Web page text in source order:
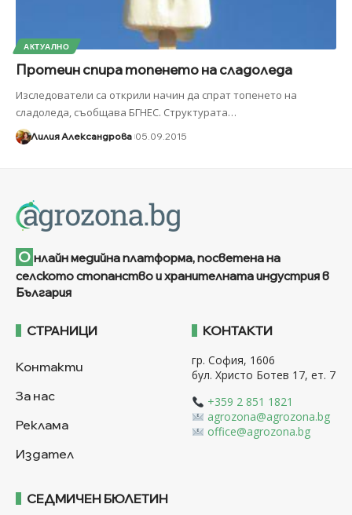
АКТУАЛНО
Протеин спира топенето на сладоледа
Изследователи са открили начин да спрат топенето на
сладоледа, съобщава БГНЕС. Структурата…
Лилия Александрова 05.09.2015
О нлайн медийна платформа, посветена на
селското стопанство и хранителната индустрия в
България
СТРАНИЦИ
Контакти
За нас
Реклама
Издател
КОНТАКТИ
гр. София, 1606
бул. Христо Ботев 17, ет. 7
+359 2 851 1821
agrozona@agrozona.bg
office@agrozona.bg
СЕДМИЧЕН БЮЛЕТИН